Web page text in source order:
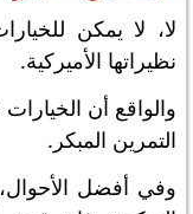
لا، لا يمكن
نظيراتها الأميركية.
والواقع أن
التمرين المبكر.
وفي أفضل